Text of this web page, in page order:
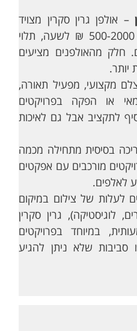
– אולפן גרין סקרין מצויד
עולה בדרך כלל בין 500-2000 ₪ לשעה, תלוי
חלק מהאולפנים מציעים
יותר.
מקצועי, מפעיל תאורה,
או הפקה בפרויקטים
לתקציב אבל גם לאיכות
בסיסית מתחילה מכמה
מורכבים עם אפקטים
לאלפים.
לעלות של צילום במיקום
לוגיסטיקה), גרין סקרין
במיוחד בפרויקטים
שלא ניתן להגיע